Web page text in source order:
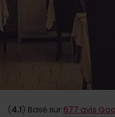
(4.1) Basé sur 677 avis